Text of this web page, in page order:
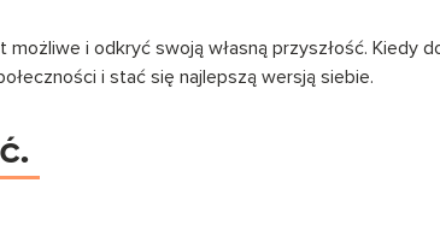
i odkryć swoją własną przyszłość. Kiedy
i stać się najlepszą wersją siebie.